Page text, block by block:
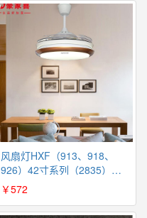
风扇灯HXF（913、918、
926）42寸系列（2835）
36W变光 带遥控（国内包
邮）
￥572